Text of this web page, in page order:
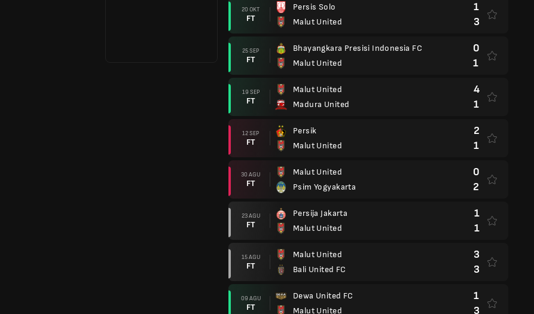
20 OKT
FT
Persis Solo
Malut United
1
3
25 SEP
FT
Bhayangkara Presisi Indonesia FC
Malut United
0
1
19 SEP
FT
Malut United
Madura United
4
1
12 SEP
FT
Persik
Malut United
2
1
30 AGU
FT
Malut United
Psim Yogyakarta
0
2
23 AGU
FT
Persija Jakarta
Malut United
1
1
15 AGU
FT
Malut United
Bali United FC
3
3
09 AGU
FT
Dewa United FC
Malut United
1
3